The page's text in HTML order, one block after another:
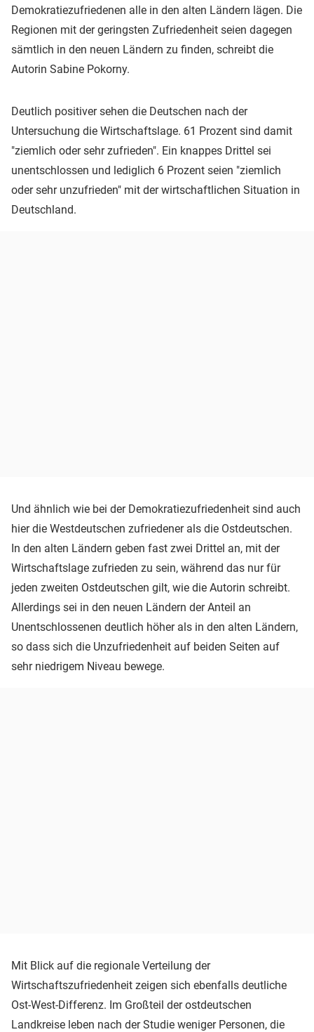
Demokratiezufriedenen alle in den alten Ländern lägen. Die
Regionen mit der geringsten Zufriedenheit seien dagegen
sämtlich in den neuen Ländern zu finden, schreibt die
Autorin Sabine Pokorny.
Deutlich positiver sehen die Deutschen nach der
Untersuchung die Wirtschaftslage. 61 Prozent sind damit
"ziemlich oder sehr zufrieden". Ein knappes Drittel sei
unentschlossen und lediglich 6 Prozent seien "ziemlich
oder sehr unzufrieden" mit der wirtschaftlichen Situation in
Deutschland.
Und ähnlich wie bei der Demokratiezufriedenheit sind auch
hier die Westdeutschen zufriedener als die Ostdeutschen.
In den alten Ländern geben fast zwei Drittel an, mit der
Wirtschaftslage zufrieden zu sein, während das nur für
jeden zweiten Ostdeutschen gilt, wie die Autorin schreibt.
Allerdings sei in den neuen Ländern der Anteil an
Unentschlossenen deutlich höher als in den alten Ländern,
so dass sich die Unzufriedenheit auf beiden Seiten auf
sehr niedrigem Niveau bewege.
Mit Blick auf die regionale Verteilung der
Wirtschaftszufriedenheit zeigen sich ebenfalls deutliche
Ost-West-Differenz. Im Großteil der ostdeutschen
Landkreise leben nach der Studie weniger Personen, die